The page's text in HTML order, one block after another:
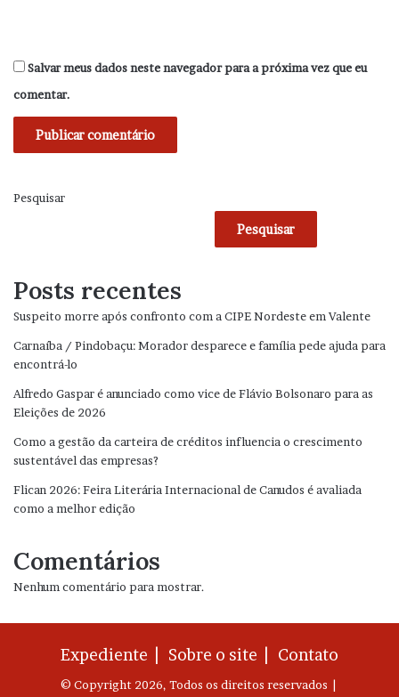
Salvar meus dados neste navegador para a próxima vez que eu
comentar.
Pesquisar
Pesquisar
Posts recentes
Suspeito morre após confronto com a CIPE Nordeste em Valente
Carnaíba / Pindobaçu: Morador desparece e família pede ajuda para
encontrá-lo
Alfredo Gaspar é anunciado como vice de Flávio Bolsonaro para as
Eleições de 2026
Como a gestão da carteira de créditos influencia o crescimento
sustentável das empresas?
Flican 2026: Feira Literária Internacional de Canudos é avaliada
como a melhor edição
Comentários
Nenhum comentário para mostrar.
Expediente | Sobre o site | Contato
© Copyright 2026, Todos os direitos reservados |